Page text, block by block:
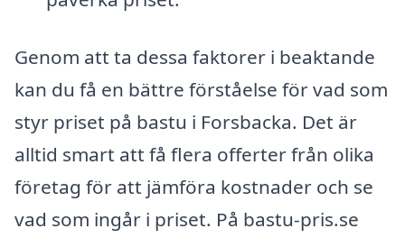
Genom att ta dessa faktorer i beaktande
kan du få en bättre förståelse för vad som
styr priset på bastu i Forsbacka. Det är
alltid smart att få flera offerter från olika
företag för att jämföra kostnader och se
vad som ingår i priset. På bastu-pris.se